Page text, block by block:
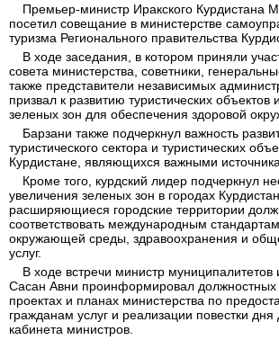
Премьер-министр Иракского Курдистана
посетил совещание в министерстве
туризма Регионального правительства
В ходе заседания, в котором приняли
совета министерства, советники,
также представители независимых
призвал к развитию туристических
зеленых зон для обеспечения здоровой
Барзани также подчеркнул важность
туристического сектора и туристических
Курдистане, являющихся важными
Кроме того, курдский лидер подчеркнул
увеличения зеленых зон в городах
расширяющиеся городские территории
соответствовать международным
окружающей среды, здравоохранения и
услуг.
В ходе встречи министр муниципалитетов
Сасан Авни проинформировал должностных
проектах и планах министерства по
гражданам услуг и реализации повестки дня
кабинета министров.